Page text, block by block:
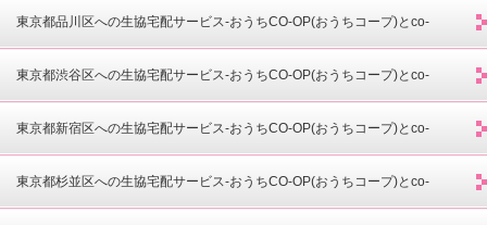
opdeli(コープデリ)-
東京都品川区への生協宅配サービス-おうちCO-OP(おうちコープ)とco-
opdeli(コープデリ)-
東京都渋谷区への生協宅配サービス-おうちCO-OP(おうちコープ)とco-
opdeli(コープデリ)-
東京都新宿区への生協宅配サービス-おうちCO-OP(おうちコープ)とco-
opdeli(コープデリ)-
東京都杉並区への生協宅配サービス-おうちCO-OP(おうちコープ)とco-